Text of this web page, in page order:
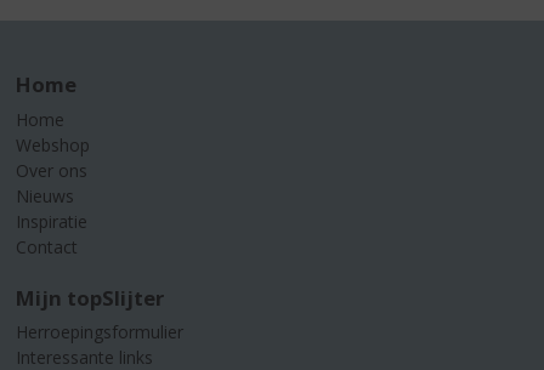
Home
Home
Webshop
Over ons
Nieuws
Inspiratie
Contact
Mijn topSlijter
Herroepingsformulier
Interessante links